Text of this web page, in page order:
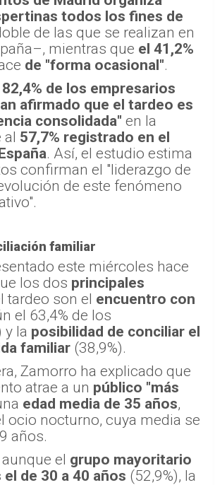
todos los fines de
de las que se realizan en
mientras que el 41,2%
de "forma ocasional".
de los empresarios
afirmado que el tardeo es
consolidada" en la
al 57,7% registrado en el
. Así, el estudio estima
confirman el "liderazgo de
de este fenómeno
familiar
este miércoles hace
los dos principales
tardeo son el encuentro con
el 63,4% de los
y la posibilidad de conciliar el
familiar (38,9%).
Zamorro ha explicado que
atrae a un público "más
edad media de 35 años,
ocio nocturno, cuya media se
años.
el grupo mayoritario
de 30 a 40 años (52,9%), la